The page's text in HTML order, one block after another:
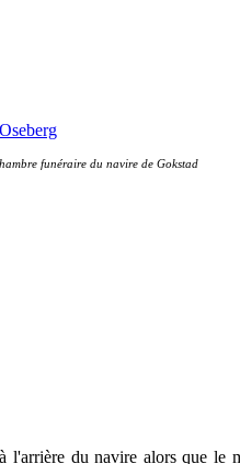
funéraire du navire de Gokstad
l'arrière du navire alors que le